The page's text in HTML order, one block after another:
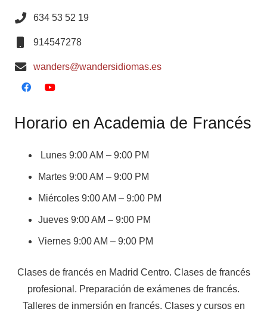
634 53 52 19
914547278
wanders@wandersidiomas.es
Horario en Academia de Francés
Lunes 9:00 AM – 9:00 PM
Martes 9:00 AM – 9:00 PM
Miércoles 9:00 AM – 9:00 PM
Jueves 9:00 AM – 9:00 PM
Viernes 9:00 AM – 9:00 PM
Clases de francés en Madrid Centro. Clases de francés
profesional. Preparación de exámenes de francés.
Talleres de inmersión en francés. Clases y cursos en